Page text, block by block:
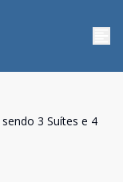
3 Suítes e 4